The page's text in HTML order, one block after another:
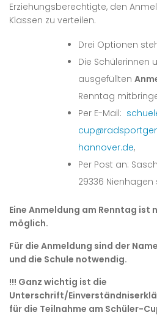
Erziehungsberechtigte, den
Klassen zu verteilen.
Drei Optionen
Die Schülerinnen
ausgefüllten
Renntag
Per E-Mail:
hannover.de,
Per Post an:
29336 Nienhagen
Eine Anmeldung am Renntag
möglich.
Für die Anmeldung sind der
und die Schule notwendig.
!!! Ganz wichtig ist die
Unterschrift/
für die Teilnahme am Schüler-